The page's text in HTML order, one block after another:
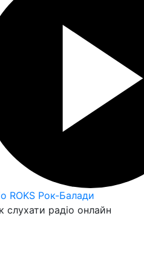
ROKS Рок-Балади
слухати радіо онлайн